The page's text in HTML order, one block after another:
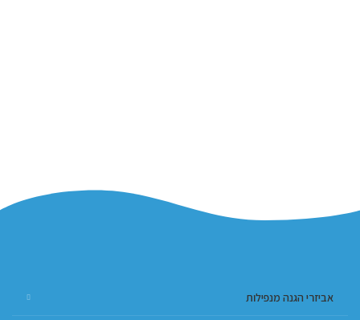
אביזרי הגנה מנפילות